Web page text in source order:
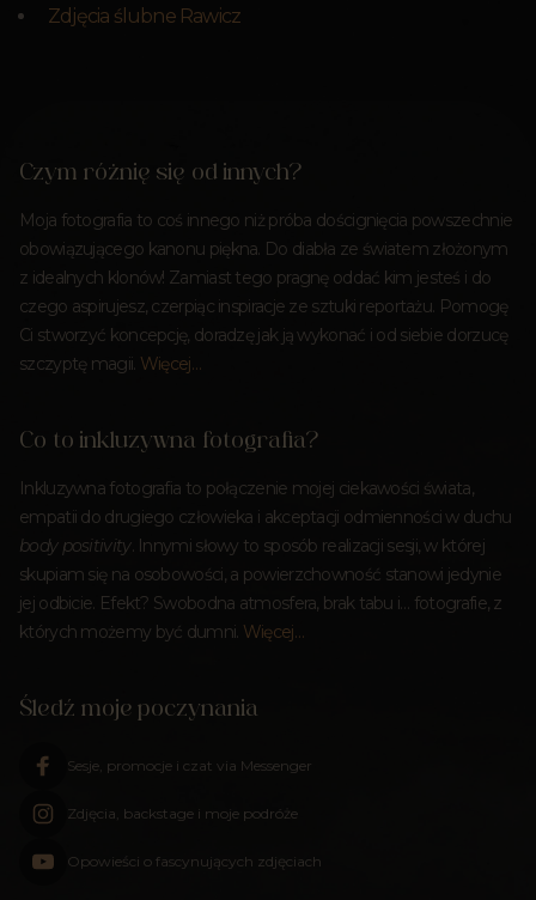
Zdjęcia ślubne Rawicz
Czym różnię się od innych?
Moja fotografia to coś innego niż próba doścignięcia powszechnie
obowiązującego kanonu piękna. Do diabła ze światem złożonym
z idealnych klonów! Zamiast tego pragnę oddać kim jesteś i do
czego aspirujesz, czerpiąc inspiracje ze sztuki reportażu. Pomogę
Ci stworzyć koncepcję, doradzę jak ją wykonać i od siebie dorzucę
szczyptę magii. Więcej…
Co to inkluzywna fotografia?
Inkluzywna fotografia to połączenie mojej ciekawości świata,
empatii do drugiego człowieka i akceptacji odmienności w duchu
body positivity. Innymi słowy to sposób realizacji sesji, w której
skupiam się na osobowości, a powierzchowność stanowi jedynie
jej odbicie. Efekt? Swobodna atmosfera, brak tabu i… fotografie, z
których możemy być dumni. Więcej…
Śledź moje poczynania
Sesje, promocje i czat via Messenger
Zdjęcia, backstage i moje podróże
Opowieści o fascynujących zdjęciach